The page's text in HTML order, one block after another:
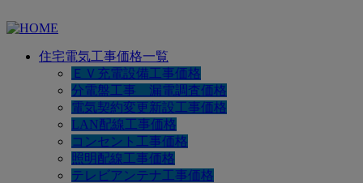
住宅電気工事価格一覧
ＥＶ充電設備工事価格
分電盤工事 漏電調査価格
電気契約変更新設工事価格
LAN配線工事価格
コンセント工事価格
照明配線工事価格
テレビアンテナ工事価格